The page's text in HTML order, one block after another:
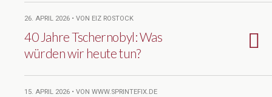
26. APRIL 2026 • VON EIZ ROSTOCK
40 Jahre Tschernobyl: Was
würden wir heute tun?
15. APRIL 2026 • VON WWW.SPRINTEFIX.DE